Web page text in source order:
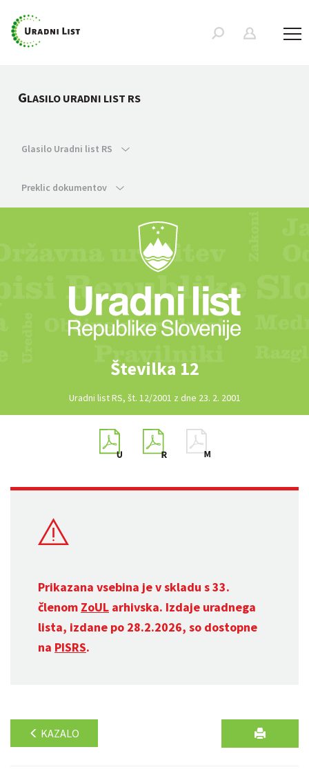
GLASILO URADNI LIST RS
Glasilo Uradni list RS
Preklic dokumentov
Številka 12
Uradni list RS, št. 12/2001 z dne 23. 2. 2001
Prikazana vsebina je v skladu s 33.
členom ZoUL arhivska. Izdaje uradnega
lista, izdane po 28.2.2026, so dostopne
na PISRS.
KAZALO